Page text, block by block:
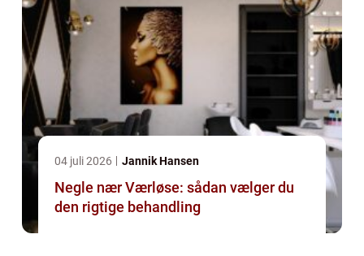
04 juli 2026 Jannik Hansen
Negle nær Værløse: sådan vælger du
den rigtige behandling